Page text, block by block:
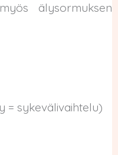
älysormuksen
= sykevälivaihtelu)